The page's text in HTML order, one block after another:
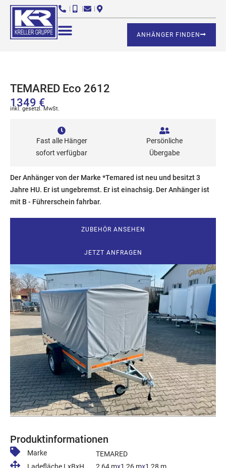
ANHÄNGER FINDEN
TEMARED Eco 2612
1349 €
inkl. gesetzl. MwSt.
Fast alle Hänger
sofort verfügbar
Persönliche
Übergabe
Der Anhänger von der Marke *Temared ist neu und besitzt 3
Jahre HU. Er ist ungebremst. Er ist einachsig. Der Anhänger ist
mit B - Führerschein fahrbar.
ZUBEHÖR ANSEHEN
JETZT ANFRAGEN
Produktinformationen
Marke
TEMARED